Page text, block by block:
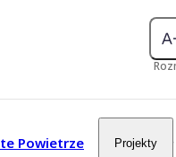
Powietrze Projekty